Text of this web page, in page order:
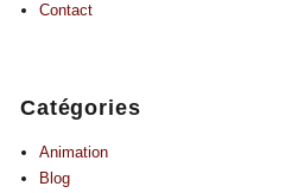
Contact
Catégories
Animation
Blog